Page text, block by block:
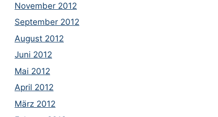
November 2012
September 2012
August 2012
Juni 2012
Mai 2012
April 2012
März 2012